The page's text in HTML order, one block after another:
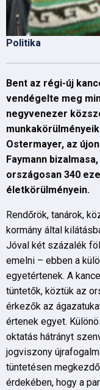
Politika
Bent az régi-új
vendégelte meg
negyvenezer
Ostermayer, az
Faymann
országosan 340
életkörülményein.
Rendőrök, tanárok,
kormány által
Jóval két százalék
emelni – ebben a
egyetértenek. A
tüntetők, köztük az
érkezők az
értenek egyet.
oktatás hátrányt
jogviszony
tüntetésen
érdekében, hogy a